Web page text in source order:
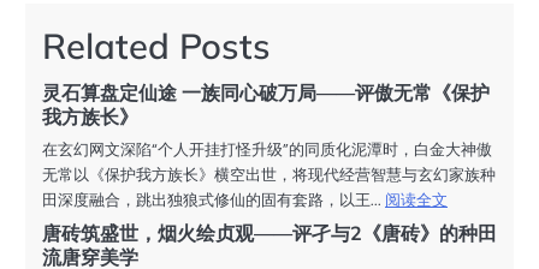
航Related Posts
灵石算盘定仙途 一族同心破万局——评傲无常《保护
我方族长》
在玄幻网文深陷“个人开挂打怪升级”的同质化泥潭时，白金大神傲
无常以《保护我方族长》横空出世，将现代经营智慧与玄幻家族种
田深度融合，跳出独狼式修仙的固有套路，以王... 阅读全文
唐砖筑盛世，烟火绘贞观——评孑与2《唐砖》的种田
流唐穿美学